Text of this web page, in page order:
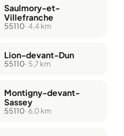
Saulmory-et-
Villefranche
55110· 4,4 km
Lion-devant-Dun
55110· 5,7 km
Montigny-devant-
Sassey
55110· 6,0 km